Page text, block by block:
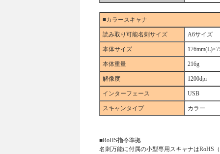
■カラースキャナ
読み取り可能名刺サイズ A6サイズ
本体サイズ
本体重量 216g
解像度 1200dpi
インターフェース USB
スキャンタイプ カラー
■RoHS指令準拠
名刺万能に付属の小型専用スキャナはRoHS